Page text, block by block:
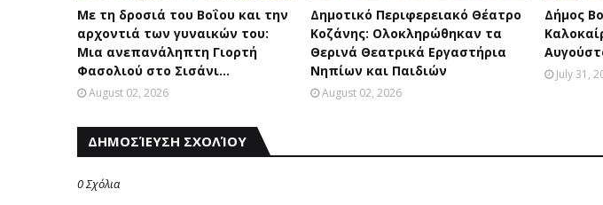
Με τη δροσιά του Βοΐου και την
αρχοντιά των γυναικών του:
Μια ανεπανάληπτη Γιορτή
Φασολιού στο Σισάνι...
August 02, 2026
Δημοτικό Περιφερειακό Θέατρο
Κοζάνης: Ολοκληρώθηκαν τα
Θερινά Θεατρικά Εργαστήρια
Νηπίων και Παιδιών
August 02, 2026
Δήμος
July 31,
ΔΗΜΟΣΊΕΥΣΗ ΣΧΟΛΊΟΥ
0 Σχόλια